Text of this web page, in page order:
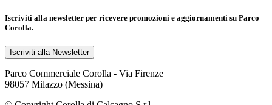
Iscriviti alla newsletter per ricevere promozioni e aggiornamenti su Parco
Corolla.
Iscriviti alla Newsletter
Parco Commerciale Corolla - Via Firenze
98057 Milazzo (Messina)